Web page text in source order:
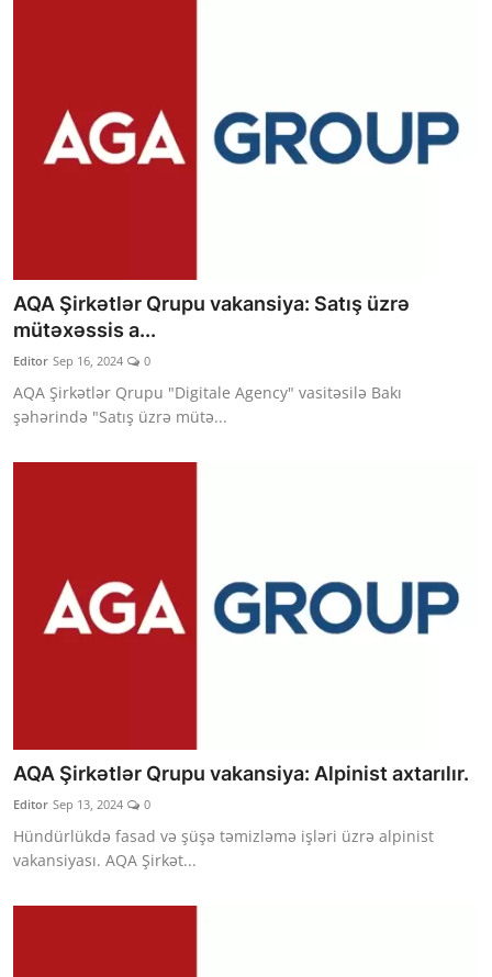
AQA Şirkətlər Qrupu vakansiya: Satış üzrə
mütəxəssis a...
Editor Sep 16, 2024 0
AQA Şirkətlər Qrupu "Digitale Agency" vasitəsilə Bakı
şəhərində "Satış üzrə mütə...
AQA Şirkətlər Qrupu vakansiya: Alpinist axtarılır.
Editor Sep 13, 2024 0
Hündürlükdə fasad və şüşə təmizləmə işləri üzrə alpinist
vakansiyası. AQA Şirkət...